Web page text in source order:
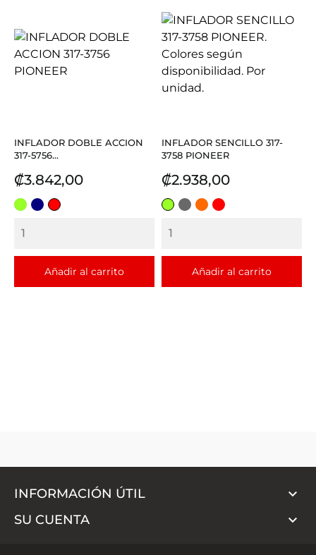
INFLADOR DOBLE ACCION
317-5756...
Precio
₡3.842,00
VERDE
AZULROJO
Añadir al carrito
INFLADOR SENCILLO 317-
3758 PIONEER
Precio
₡2.938,00
VERDE
GRISNARANJA
ROJO
Añadir al carrito
INFORMACIÓN ÚTIL 
SU CUENTA 